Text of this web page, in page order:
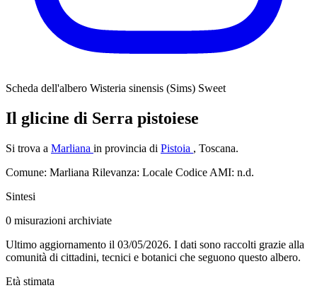
Scheda dell'albero Wisteria sinensis (Sims) Sweet
Il glicine di Serra pistoiese
Si trova a Marliana in provincia di Pistoia , Toscana.
Comune: Marliana Rilevanza: Locale Codice AMI: n.d.
Sintesi
0 misurazioni archiviate
Ultimo aggiornamento il 03/05/2026. I dati sono raccolti grazie alla
comunità di cittadini, tecnici e botanici che seguono questo albero.
Età stimata